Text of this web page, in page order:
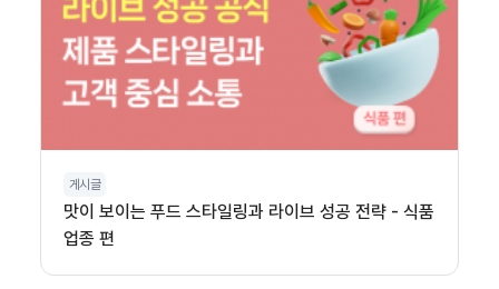
게시글
맛이 보이는 푸드 스타일링과 라이브 성공 전략 - 식품
업종 편